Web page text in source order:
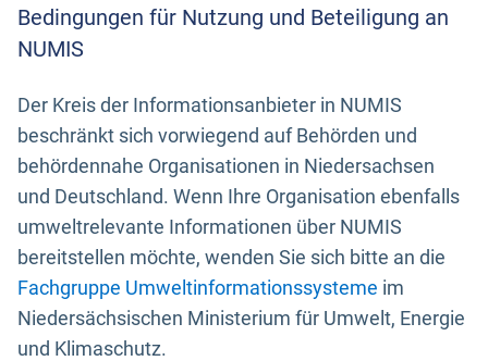
Bedingungen für Nutzung und Beteiligung an
NUMIS
Der Kreis der Informationsanbieter in NUMIS
beschränkt sich vorwiegend auf Behörden und
behördennahe Organisationen in Niedersachsen
und Deutschland. Wenn Ihre Organisation ebenfalls
umweltrelevante Informationen über NUMIS
bereitstellen möchte, wenden Sie sich bitte an die
Fachgruppe Umweltinformationssysteme im
Niedersächsischen Ministerium für Umwelt, Energie
und Klimaschutz.